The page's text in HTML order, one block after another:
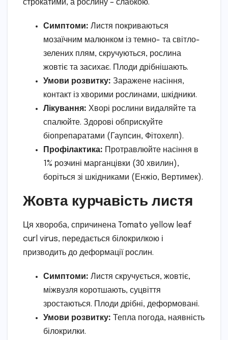
строкатими, а рослину – слабкою.
Симптоми: Листя покриваються
мозаїчним малюнком із темно- та світло-
зелених плям, скручуються, рослина
жовтіє та засихає. Плоди дрібнішають.
Умови розвитку: Заражене насіння,
контакт із хворими рослинами, шкідники.
Лікування: Хворі рослини видаляйте та
спалюйте. Здорові обприскуйте
біопрепаратами (Гаупсин, Фітохелп).
Профілактика: Протравлюйте насіння в
1% розчині марганцівки (30 хвилин),
боріться зі шкідниками (Енжіо, Вертимек).
Жовта курчавість листя
Ця хвороба, спричинена Tomato yellow leaf
curl virus, передається білокрилкою і
призводить до деформації рослин.
Симптоми: Листя скручується, жовтіє,
міжвузля коротшають, суцвіття
зростаються. Плоди дрібні, деформовані.
Умови розвитку: Тепла погода, наявність
білокрилки.